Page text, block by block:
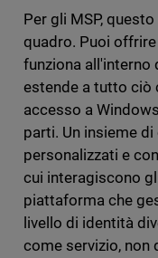
Per gli MSP,
quadro. Puoi
funziona
estende a tutto ciò
accesso a
parti. Un insieme
personalizzati e
cui interagiscono
piattaforma che
livello di identità
come servizio, non